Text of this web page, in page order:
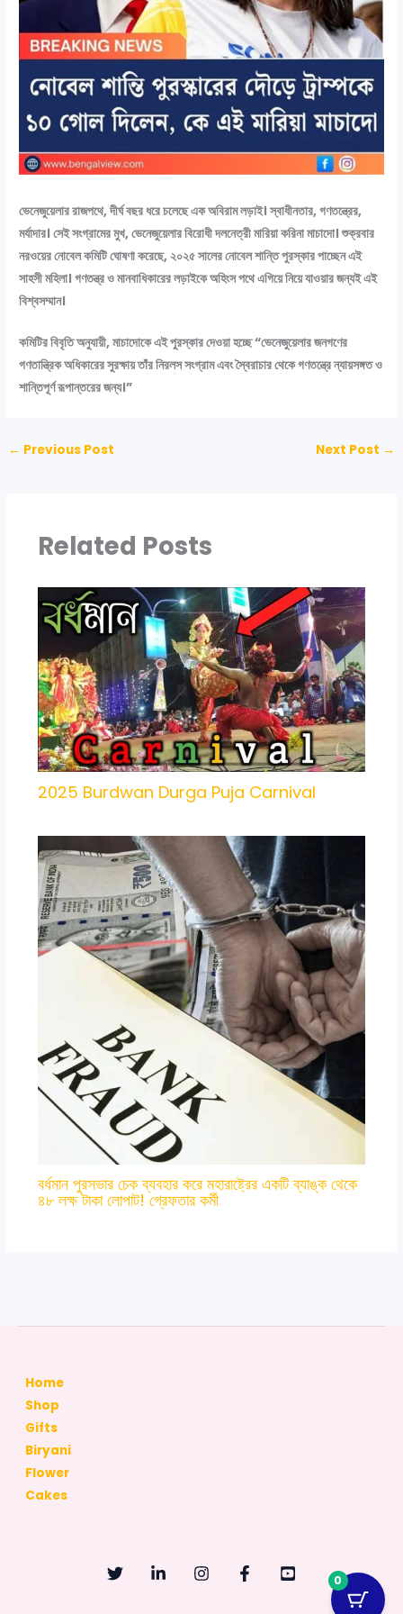
ভেনেজুয়েলার রাজপথে, দীর্ঘ বছর ধরে চলেছে এক অবিরাম লড়াই। স্বাধীনতার, গণতন্ত্রের,
মর্যাদার। সেই সংগ্রামের মুখ,ভেনেজুয়েলার বিরোধী দলনেত্রী মারিয়া করিনা মাচাদো। শুক্রবার
নরওয়ের নোবেল কমিটি ঘোষণা করেছে, ২০২৫ সালের নোবেল শান্তি পুরস্কার পাচ্ছেন এই
সাহসী মহিলা। গণতন্ত্র ও মানবাধিকারের লড়াইকে অহিংস পথে এগিয়ে নিয়ে যাওয়ার জন্যই এই
বিশ্বসম্মান।
কমিটির বিবৃতি অনুযায়ী, মাচাদোকে এই পুরস্কার দেওয়া হচ্ছে “ভেনেজুয়েলার জনগণের
গণতান্ত্রিক অধিকারের সুরক্ষায় তাঁর নিরলস সংগ্রাম এবং স্বৈরাচার থেকে গণতন্ত্রে ন্যায়সঙ্গত ও
শান্তিপূর্ণ রূপান্তরের জন্য।”
← Previous Post Next Post →
Related Posts
2025 Burdwan Durga Puja Carnival
বর্ধমান পুরসভার চেক ব্যবহার করে মহারাষ্ট্রের একটি ব্যাঙ্ক থেকে
৪৮ লক্ষ টাকা লোপাট! গ্রেফতার কর্মী
Home
Shop
Gifts
Biryani
Flower
Cakes
0